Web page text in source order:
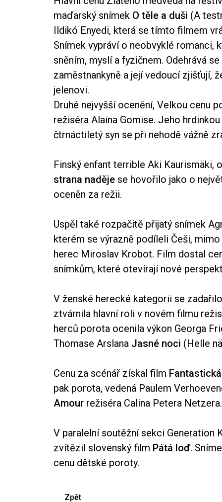
maďarský snímek O těle a duši (A
Ildikó Enyedi, která se tímto filmem
Snímek vypráví o neobvyklé romanci,
sněním, myslí a fyzičnem. Odehrává
zaměstnankyně a její vedoucí zjišťují,
jelenovi.
Druhé nejvyšší ocenění, Velkou cenu
režiséra Alaina Gomise. Jeho
čtrnáctiletý syn se při nehodě vážně
Finský enfant terrible Aki Kaurismäki,
strana naděje se hovořilo jako o
oceněn za režii.
Uspěl také rozpačitě přijatý snímek
kterém se výrazně podíleli Češi,
herec Miroslav Krobot. Film dostal
snímkům, které otevírají nové
V ženské herecké kategorii se
ztvárnila hlavní roli v novém filmu
herců porota ocenila výkon Georga
Thomase Arslana Jasné noci (Helle
Cenu za scénář získal film
pak porota, vedená Paulem
Amour režiséra Calina Petera Netzera.
V paralelní soutěžní sekci Generation
zvítězil slovenský film Pátá loď.
cenu dětské poroty.
Zpět